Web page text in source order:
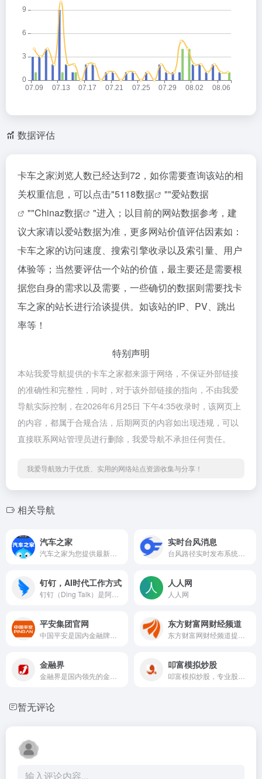
数据评估
卡车之家浏览人数已经达到72，如你需要查询该站的相
关权重信息，可以点击"5118数据 ""爱站数据
""Chinaz数据
"进入；以目前的网站数据参考，建
议大家请以爱站数据为准，更多网站价值评估因素如：
卡车之家的访问速度、搜索引擎收录以及索引量、用户
体验等；当然要评估一个站的价值，最主要还是需要根
据您自身的需求以及需要，一些确切的数据则需要找卡
车之家的站长进行洽谈提供。如该站的IP、PV、跳出
率等！
特别声明
本站我爱导航提供的卡车之家都来源于网络，不保证外部链接
的准确性和完整性，同时，对于该外部链接的指向，不由我爱
导航实际控制，在2026年6月25日 下午4:35收录时，该网页上
的内容，都属于合规合法，后期网页的内容如出现违规，可以
直接联系网站管理员进行删除，我爱导航不承担任何责任。
我爱导航致力于优质、实用的网络站点资源收集与分享！
相关导航
汽车之家 实时台风消息
钉钉，AI时代工作方式 人人网
人人网
平安集团官网 东方财富网财经频道
金融界 叩富模拟炒股
暂无评论